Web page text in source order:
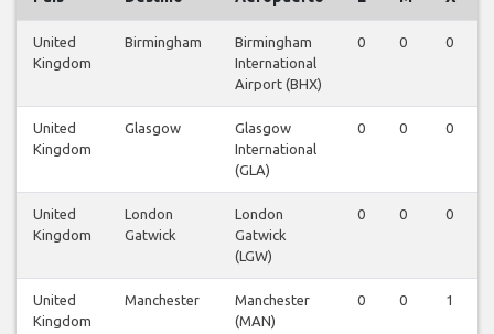
United
Kingdom
Birmingham
Birmingham
International
Airport (BHX)
0 0 0
United
Kingdom
Glasgow
Glasgow
International
(GLA)
0 0 0
United
Kingdom
London
Gatwick
London
Gatwick
(LGW)
0 0 0
United
Kingdom
Manchester
Manchester
(MAN)
0 0 1